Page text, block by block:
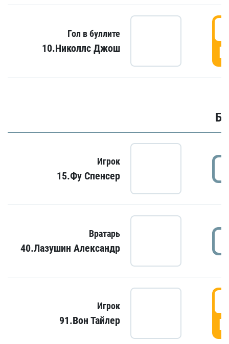
Гол в буллите
10.Николлс Джош
Игрок
15.Фу Спенсер
Вратарь
40.Лазушин Александр
Игрок
91.Вон Тайлер